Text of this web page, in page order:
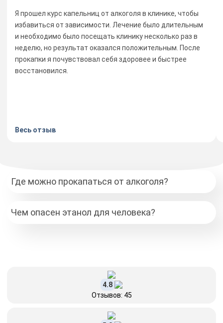
Я прошел курс капельниц от алкоголя в клинике, чтобы
избавиться от зависимости. Лечение было длительным
и необходимо было посещать клинику несколько раз в
неделю, но результат оказался положительным. После
прокапки я почувствовал себя здоровее и быстрее
восстановился.
Весь отзыв
Где можно прокапаться от алкоголя?
Чем опасен этанол для человека?
4.8
Отзывов: 45